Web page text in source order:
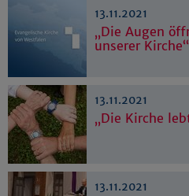
13.11.2021
„Die Augen
unserer Kirche“
13.11.2021
„Die Kirche
13.11.2021